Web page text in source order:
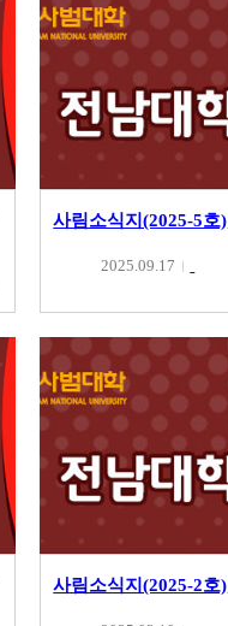
사림소식지(2025-5호)
2025.09.17
사림소식지(2025-2호)